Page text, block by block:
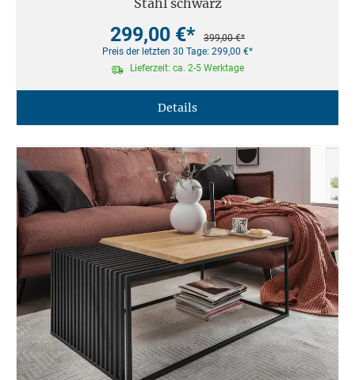
Stahl schwarz
299,00 €*
399,00 €*
Preis der letzten 30 Tage: 299,00 €*
Lieferzeit: ca. 2-5 Werktage
Details